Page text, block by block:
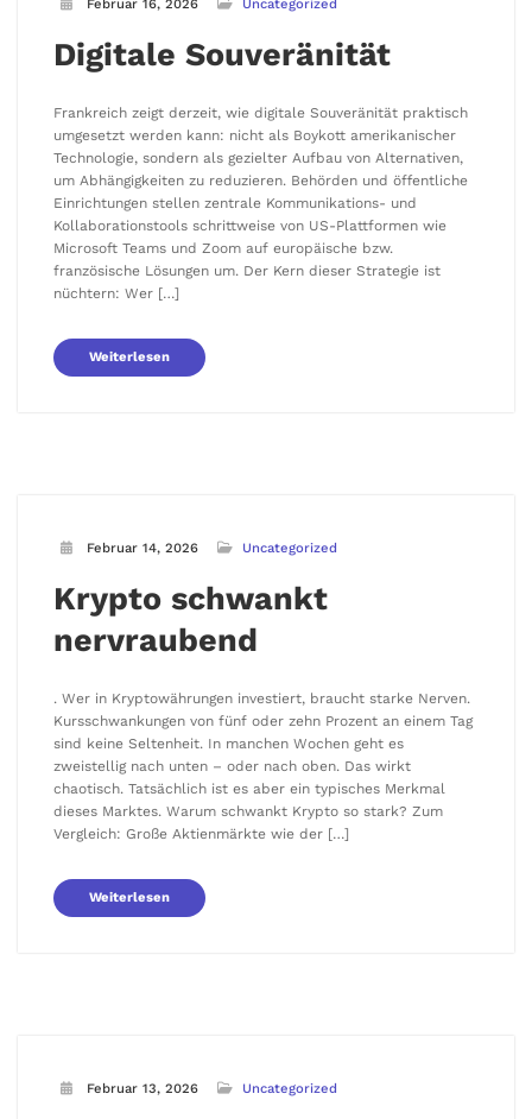
Februar 16, 2026 Uncategorized
Digitale Souveränität
Frankreich zeigt derzeit, wie digitale Souveränität praktisch
umgesetzt werden kann: nicht als Boykott amerikanischer
Technologie, sondern als gezielter Aufbau von Alternativen,
um Abhängigkeiten zu reduzieren. Behörden und öffentliche
Einrichtungen stellen zentrale Kommunikations- und
Kollaborationstools schrittweise von US-Plattformen wie
Microsoft Teams und Zoom auf europäische bzw.
französische Lösungen um. Der Kern dieser Strategie ist
nüchtern: Wer […]
Weiterlesen
Februar 14, 2026 Uncategorized
Krypto schwankt
nervraubend
. Wer in Kryptowährungen investiert, braucht starke Nerven.
Kursschwankungen von fünf oder zehn Prozent an einem Tag
sind keine Seltenheit. In manchen Wochen geht es
zweistellig nach unten – oder nach oben. Das wirkt
chaotisch. Tatsächlich ist es aber ein typisches Merkmal
dieses Marktes. Warum schwankt Krypto so stark? Zum
Vergleich: Große Aktienmärkte wie der […]
Weiterlesen
Februar 13, 2026 Uncategorized